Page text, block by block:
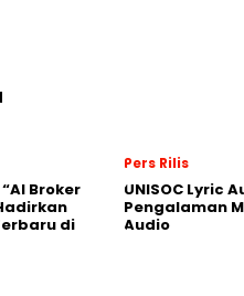
Broker
di
Pers Rilis
UNISOC Lyric
Pengalaman
Audio